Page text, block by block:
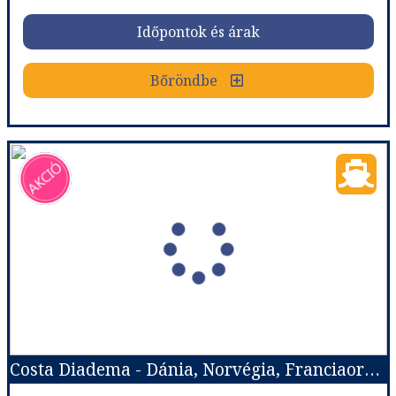
Időpontok és árak
Bőröndbe
Időpontok és árak
Bőröndbe
Costa Diadema - Dánia, Norvégia, Németország
Észak-európai hajóutak
Utazás módja:Hajó
Ellátás:Teljes ellátás
Szálláskategória:Hajó kabin
Costa ár, The Interior (I1), 2 felnőtt
Időpont: 2026-08-29 | 6 éj Costa Diadema - Dánia, Norvégia, Franciaország, Spanyolország